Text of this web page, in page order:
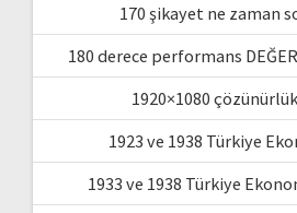
170 şikayet ne zaman
180 derece performans
1920×1080
1923 ve 1938 Türkiye
1933 ve 1938 Türkiye